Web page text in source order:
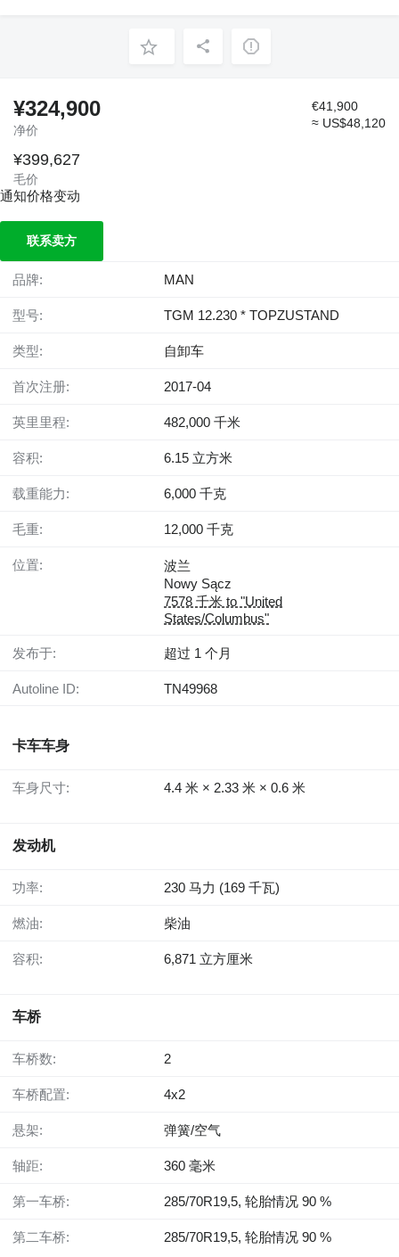
¥324,900
净价
€41,900
≈ US$48,120
¥399,627
毛价
通知价格变动
联系卖方
品牌: MAN
型号: TGM 12.230 * TOPZUSTAND
类型: 自卸车
首次注册: 2017-04
英里里程: 482,000 千米
容积: 6.15 立方米
载重能力: 6,000 千克
毛重: 12,000 千克
位置:
波兰
Nowy Sącz
7578 千米 to "United
States/Columbus"
发布于: 超过 1 个月
Autoline ID: TN49968
卡车车身
车身尺寸: 4.4 米 × 2.33 米 × 0.6 米
发动机
功率: 230 马力 (169 千瓦)
燃油: 柴油
容积: 6,871 立方厘米
车桥
车桥数: 2
车桥配置: 4x2
悬架: 弹簧/空气
轴距: 360 毫米
第一车桥: 285/70R19,5, 轮胎情况 90 %
第二车桥: 285/70R19,5, 轮胎情况 90 %